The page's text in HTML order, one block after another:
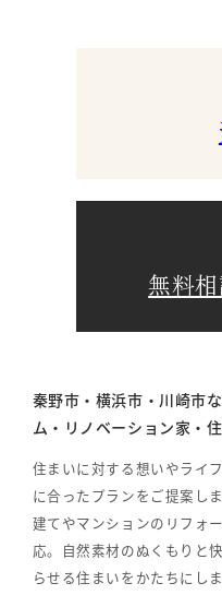
無料
秦野市・横浜市・川崎市
ム・リノベーション家・
住まいに対する想いやライ
に合ったプランをご提案し
建てやマンションのリフォ
応。自然素材のぬくもりと
らせる住まいをかたちにしま